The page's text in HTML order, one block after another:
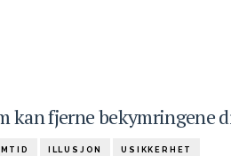
kan fjerne bekymringene
ILLUSJON USIKKERHET